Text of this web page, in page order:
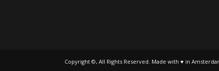
Copyright ©, All Rights Reserved. Made with ♥ in